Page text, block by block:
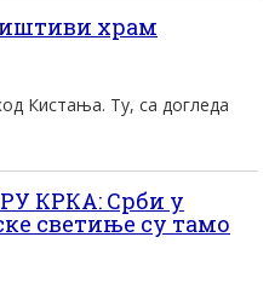
храм
Кистања. Ту, са догледа
КРКА: Срби у
светиње су тамо